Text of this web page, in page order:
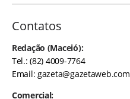
Contatos
Redação (Maceió):
Tel.: (82) 4009-7764
Email:gazeta@gazetaweb.com
Comercial: